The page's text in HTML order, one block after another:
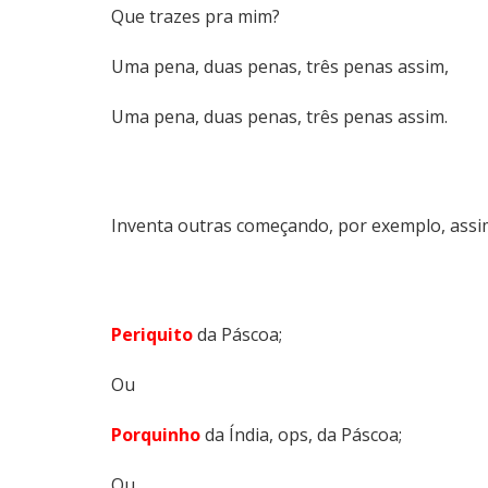
Que trazes pra mim?
Uma pena, duas penas, três penas assim,
Uma pena, duas penas, três penas assim.
Inventa outras começando, por exemplo,
Periquitoda Páscoa;
Ou
Porquinhoda Índia, ops, da Páscoa;